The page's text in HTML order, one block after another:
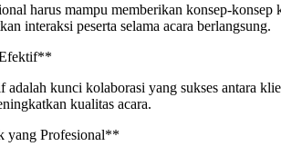
harus mampu memberikan konsep-
interaksi peserta selama acara berlangsung.
kunci kolaborasi yang sukses antara
kualitas acara.
yang Profesional**